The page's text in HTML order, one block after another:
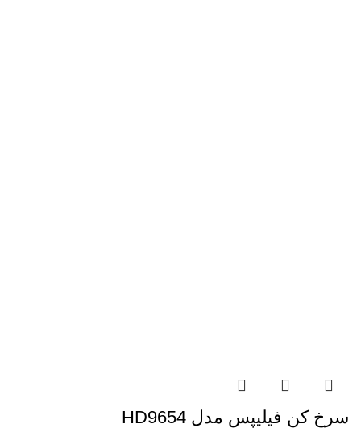
سرخ کن فیلیپس مدل HD9654